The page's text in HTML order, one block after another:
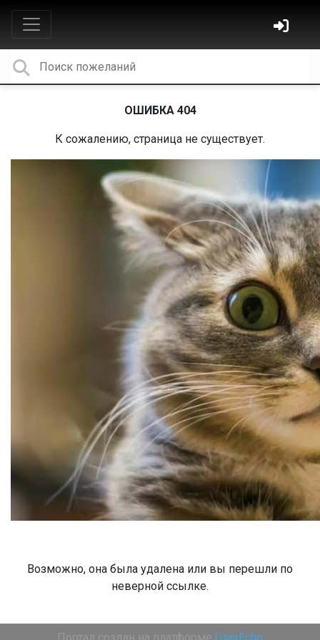
ОШИБКА 404
К сожалению, страница не существует.
Возможно, она была удалена или вы перешли по
неверной ссылке.